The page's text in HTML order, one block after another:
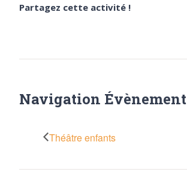
Partagez cette activité !
Navigation Évènement
Théâtre enfants